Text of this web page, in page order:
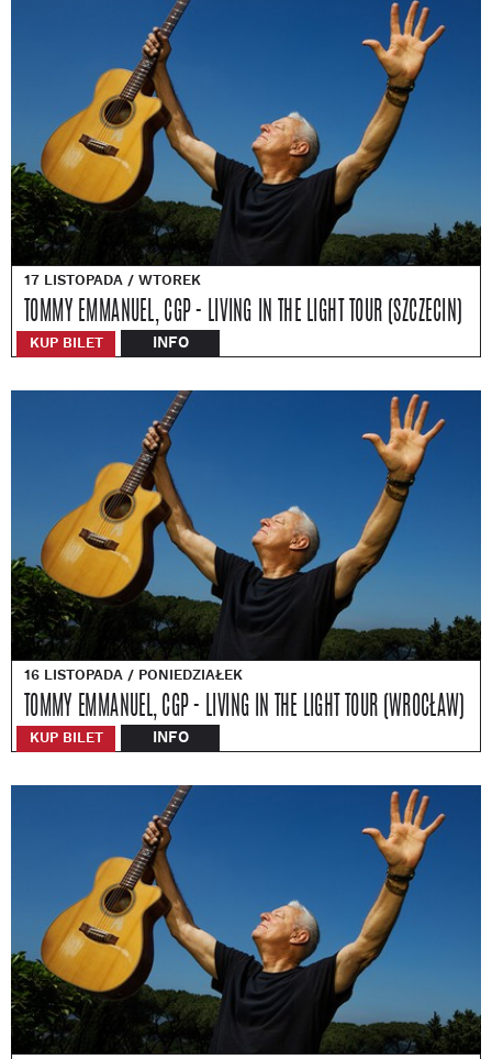
17 LISTOPADA / WTOREK
TOMMY EMMANUEL, CGP - LIVING IN THE LIGHT TOUR (SZCZECIN)
KUP BILET INFO
16 LISTOPADA / PONIEDZIAŁEK
TOMMY EMMANUEL, CGP - LIVING IN THE LIGHT TOUR (WROCŁAW)
KUP BILET INFO